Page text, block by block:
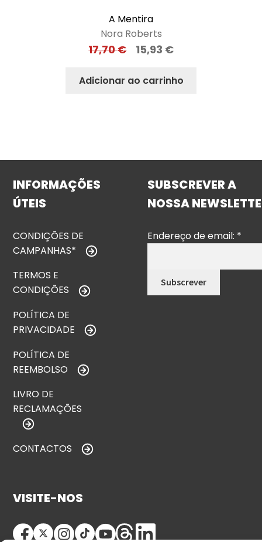
A Mentira
Nora Roberts
17,70€ 15,93 €
Adicionar ao carrinho
INFORMAÇÕES
ÚTEIS
CONDIÇÕES DE
CAMPANHAS*
TERMOS E
CONDIÇÕES
POLÍTICA DE
PRIVACIDADE
POLÍTICA DE
REEMBOLSO
LIVRO DE
RECLAMAÇÕES
CONTACTOS
SUBSCREVER A
NOSSA
Endereço de email: *
VISITE-NOS